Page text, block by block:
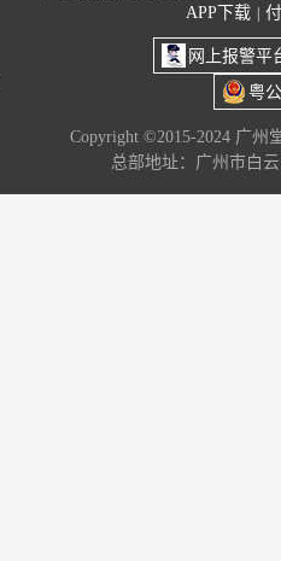
APP下载
网上报警平
粤
Copyright ©2015-2024 广州
总部地址：广州市白